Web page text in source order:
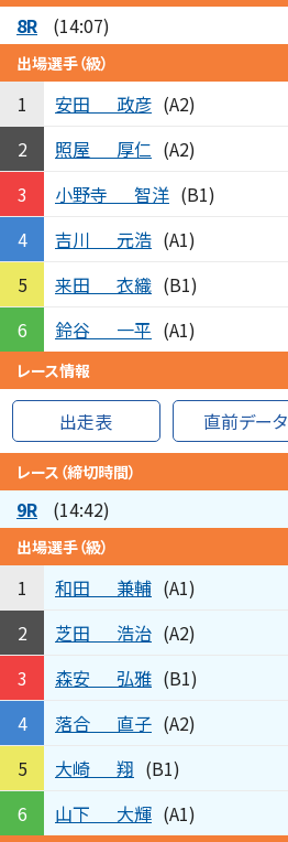
8R (14:07)
出場選手（級）
1 安田 政彦 (A2)
2
照屋 厚仁 (A2)
3
小野寺 智洋 (B1)
4
吉川 元浩 (A1)
5
来田 衣織 (B1)
6
鈴谷 一平 (A1)
レース情報
出走表 直前データ
レース（締切時間）
9R (14:42)
出場選手（級）
1 和田 兼輔 (A1)
2
芝田 浩治 (A2)
3
森安 弘雅 (B1)
4
落合 直子 (A2)
5
大崎 翔 (B1)
6
山下 大輝 (A1)